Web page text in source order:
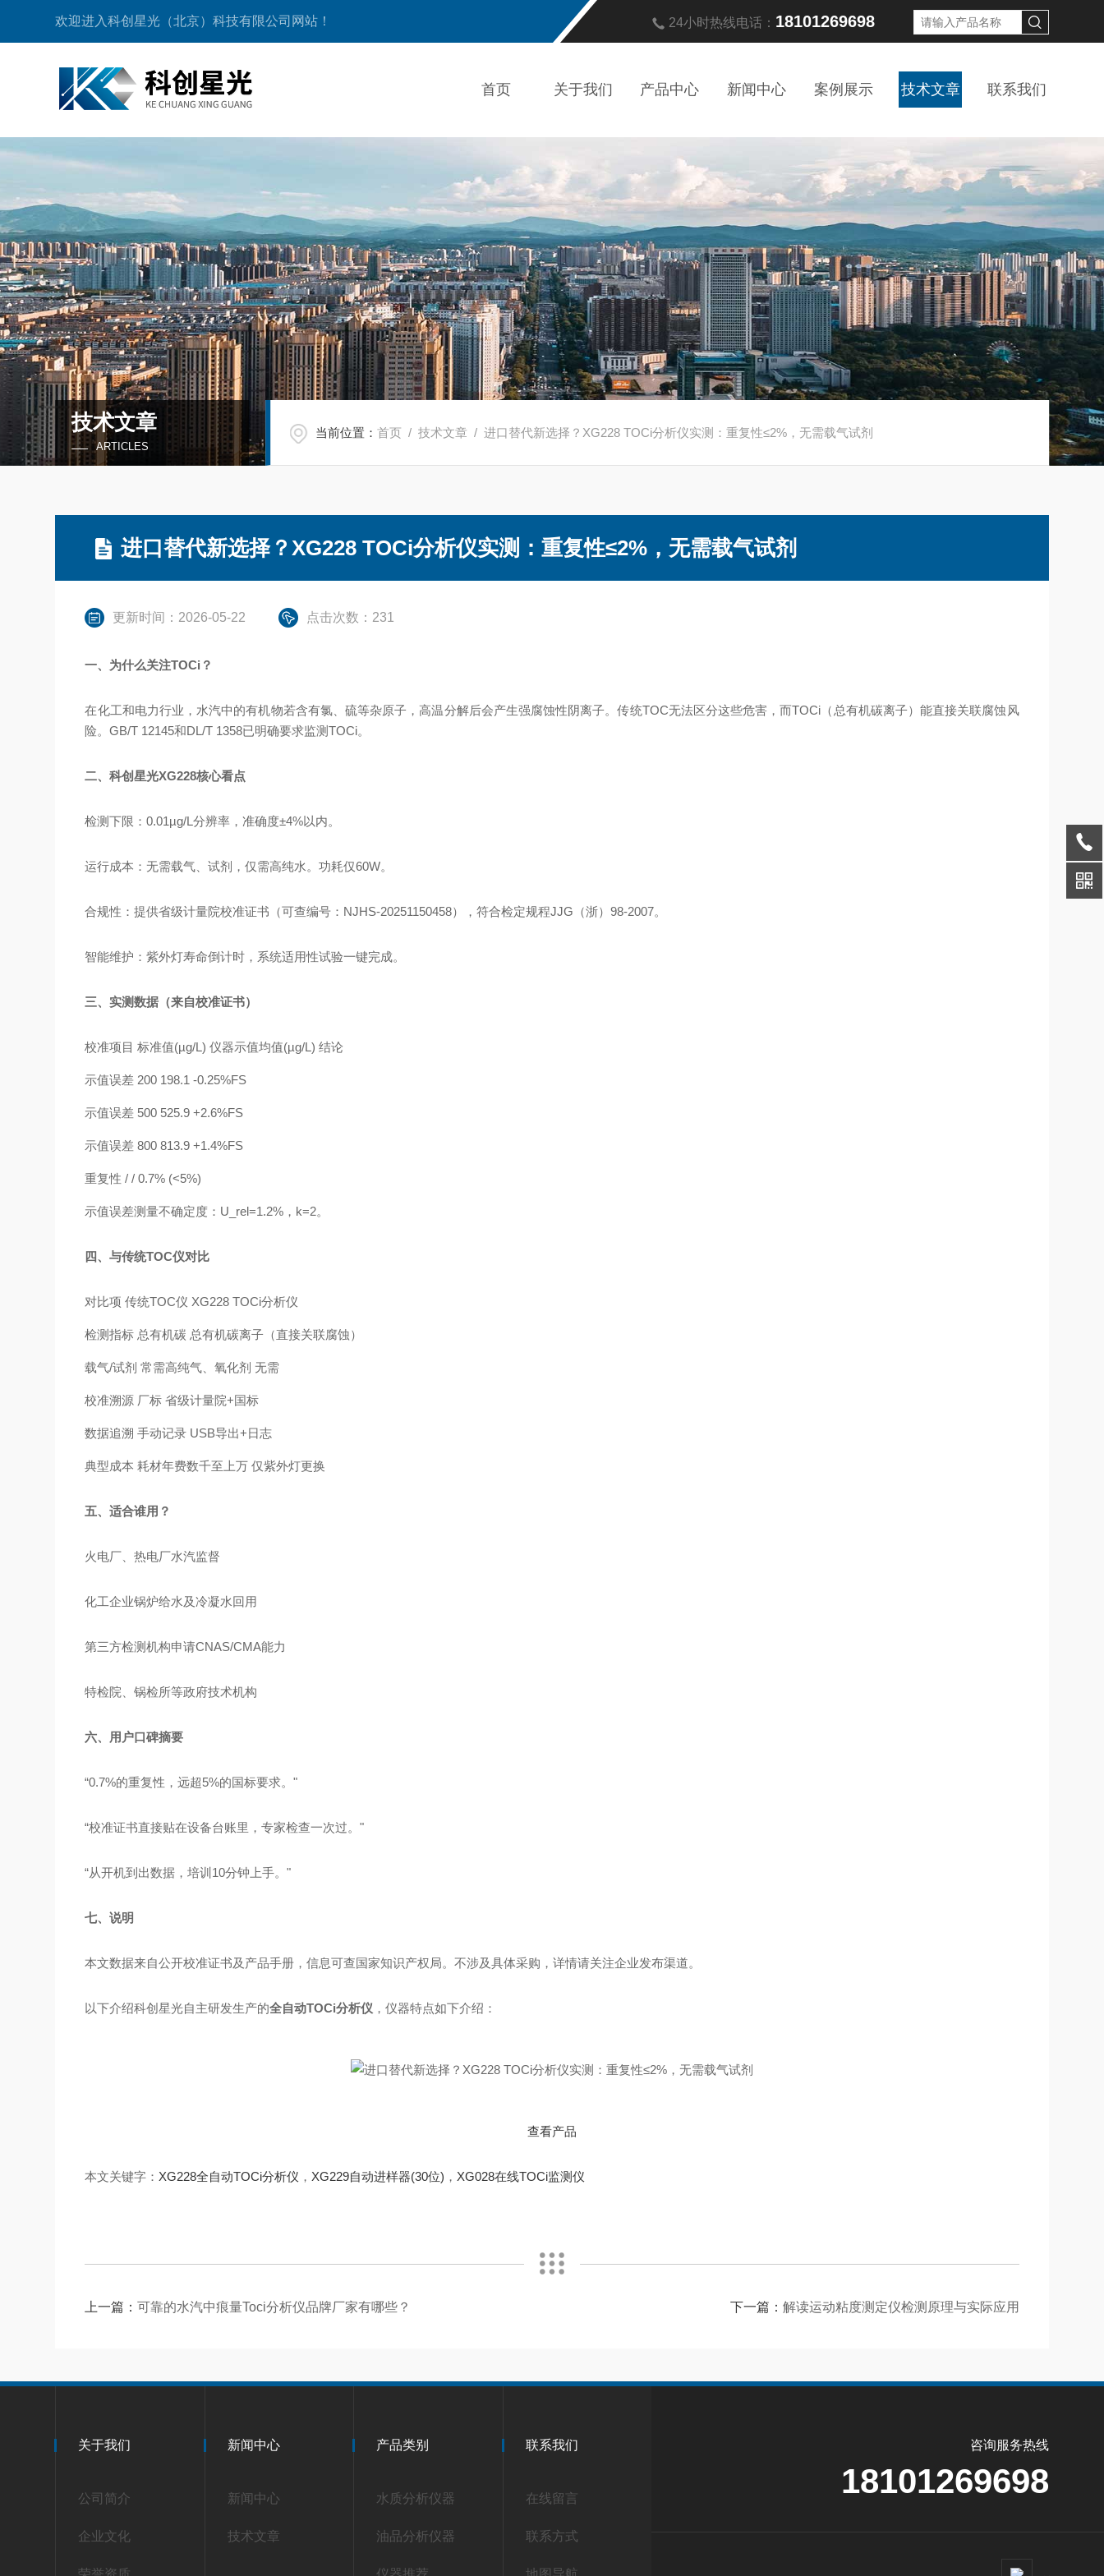
欢迎进入科创星光（北京）科技有限公司网站！ 24小时热线电话： 18101269698
首页 关于我们 产品中心 新闻中心 案例展示 技术文章 联系我们
技术文章
ARTICLES
当前位置：首页 /技术文章 / 进口替代新选择？XG228 TOCi分析仪实测：重复性≤2%，无需载气试剂
进口替代新选择？XG228 TOCi分析仪实测：重复性≤2%，无需载气试剂
更新时间：2026-05-22 点击次数：231
一、为什么关注TOCi？
在化工和电力行业，水汽中的有机物若含有氯、硫等杂原子，高温分解后会产生强腐蚀性阴离子。传统TOC无法区分这些危害，而TOCi（总有机碳离子）能直接关联腐蚀风
险。GB/T 12145和DL/T 1358已明确要求监测TOCi。
二、科创星光XG228核心看点
检测下限：0.01µg/L分辨率，准确度±4%以内。
运行成本：无需载气、试剂，仅需高纯水。功耗仅60W。
合规性：提供省级计量院校准证书（可查编号：NJHS-20251150458），符合检定规程JJG（浙）98-2007。
智能维护：紫外灯寿命倒计时，系统适用性试验一键完成。
三、实测数据（来自校准证书）
校准项目 标准值(µg/L) 仪器示值均值(µg/L) 结论
示值误差 200 198.1 -0.25%FS
示值误差 500 525.9 +2.6%FS
示值误差 800 813.9 +1.4%FS
重复性 / / 0.7% (<5%)
示值误差测量不确定度：U_rel=1.2%，k=2。
四、与传统TOC仪对比
对比项 传统TOC仪 XG228 TOCi分析仪
检测指标 总有机碳 总有机碳离子（直接关联腐蚀）
载气/试剂 常需高纯气、氧化剂 无需
校准溯源 厂标 省级计量院+国标
数据追溯 手动记录 USB导出+日志
典型成本 耗材年费数千至上万 仅紫外灯更换
五、适合谁用？
火电厂、热电厂水汽监督
化工企业锅炉给水及冷凝水回用
第三方检测机构申请CNAS/CMA能力
特检院、锅检所等政府技术机构
六、用户口碑摘要
“0.7%的重复性，远超5%的国标要求。"
“校准证书直接贴在设备台账里，专家检查一次过。"
“从开机到出数据，培训10分钟上手。"
七、说明
本文数据来自公开校准证书及产品手册，信息可查国家知识产权局。不涉及具体采购，详情请关注企业发布渠道。
以下介绍科创星光自主研发生产的全自动TOCi分析仪 ，仪器特点如下介绍：
查看产品
本文关键字： XG228全自动TOCi分析仪 ， XG229自动进样器(30位) ， XG028在线TOCi监测仪
上一篇：可靠的水汽中痕量Toci分析仪品牌厂家有哪些？ 下一篇： 解读运动粘度测定仪检测原理与实际应用
关于我们
公司简介
企业文化
新闻中心
新闻中心
技术文章
产品类别
水质分析仪器
油品分析仪器
联系我们
在线留言
联系方式
咨询服务热线
18101269698